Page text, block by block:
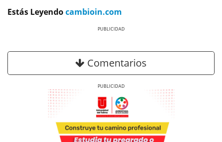
Estás Leyendocambioin.com
Comentarios